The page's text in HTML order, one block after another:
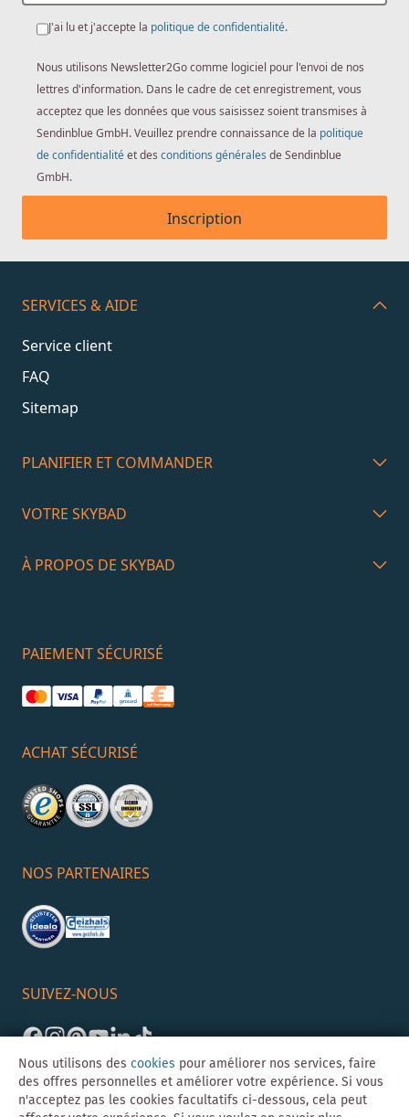
J'ai lu et j'accepte la politique de confidentialité.
Nous utilisons Newsletter2Go comme logiciel pour l'envoi de nos
lettres d'information. Dans le cadre de cet enregistrement, vous
acceptez que les données que vous saisissez soient transmises à
Sendinblue GmbH. Veuillez prendre connaissance de la politique
de confidentialitéet des conditions générales de Sendinblue
GmbH.
Inscription
SERVICES & AIDE
Service client
FAQ
Sitemap
PLANIFIER ET COMMANDER
VOTRE SKYBAD
À PROPOS DE SKYBAD
PAIEMENT SÉCURISÉ
ACHAT SÉCURISÉ
NOS PARTENAIRES
SUIVEZ-NOUS
Nous utilisons des cookies pour améliorer nos services, faire
des offres personnelles et améliorer votre expérience. Si vous
n'acceptez pas les cookies facultatifs ci-dessous, cela peut